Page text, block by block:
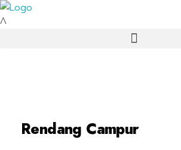
Rendang Campur